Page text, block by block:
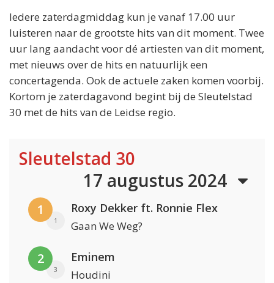
Iedere zaterdagmiddag kun je vanaf 17.00 uur
luisteren naar de grootste hits van dit moment. Twee
uur lang aandacht voor dé artiesten van dit moment,
met nieuws over de hits en natuurlijk een
concertagenda. Ook de actuele zaken komen voorbij.
Kortom je zaterdagavond begint bij de Sleutelstad
30 met de hits van de Leidse regio.
Sleutelstad 30
17 augustus 2024
1
1
Roxy Dekker ft. Ronnie Flex
Gaan We Weg?
2
3
Eminem
Houdini